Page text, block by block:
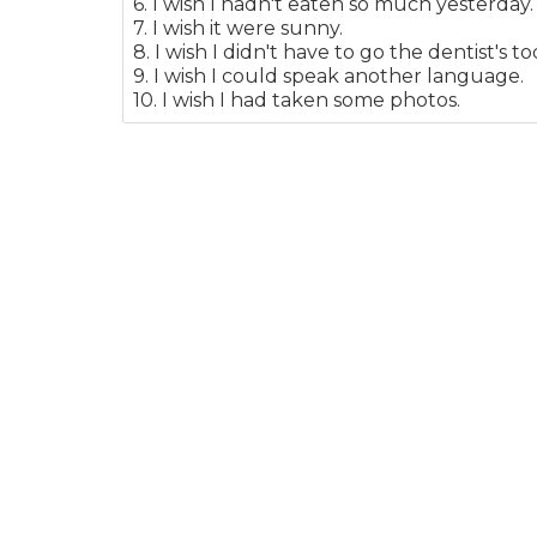
7. I wish it were sunny.
8. I wish I didn't have to go the dentist's
9. I wish I could speak another language.
10. I wish I had taken some photos.